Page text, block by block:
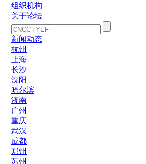
组织机构
关于论坛
新闻动态
杭州
上海
长沙
沈阳
哈尔滨
济南
广州
重庆
武汉
成都
郑州
苏州